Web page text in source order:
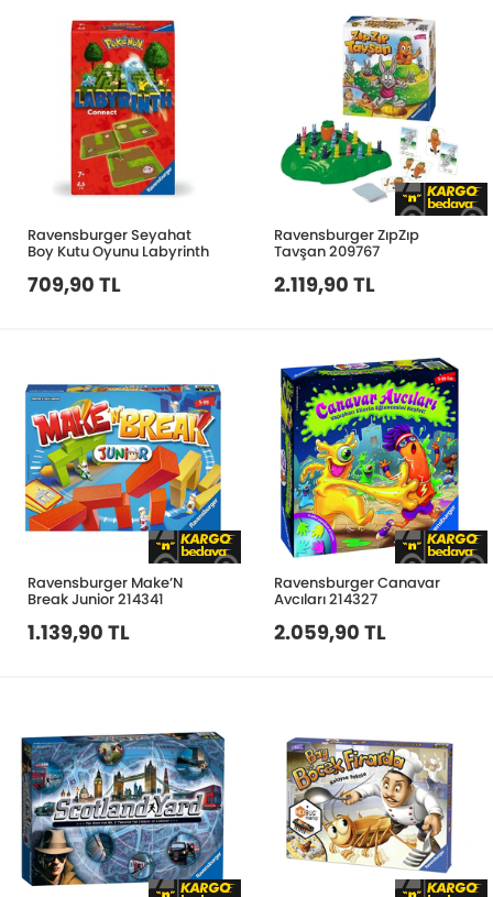
Ravensburger Seyahat
Boy Kutu Oyunu Labyrinth
709,90 TL
Ravensburger ZıpZıp
Tavşan 209767
2.119,90 TL
Ravensburger Make’N
Break Junior 214341
1.139,90 TL
Ravensburger Canavar
Avcıları 214327
2.059,90 TL